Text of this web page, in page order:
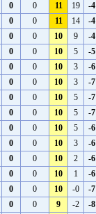
0 0 11 19 -4
0 0 11 14 -4
0 0 10 9 -4
0 0 10 5 -5
0 0 10 3 -6
0 0 10 3 -7
0 0 10 5 -7
0 0 10 5 -7
0 0 10 5 -6
0 0 10 3 -6
0 0 10 2 -6
0 0 10 1 -6
0 0 10 -0 -7
0 0 9 -2 -8